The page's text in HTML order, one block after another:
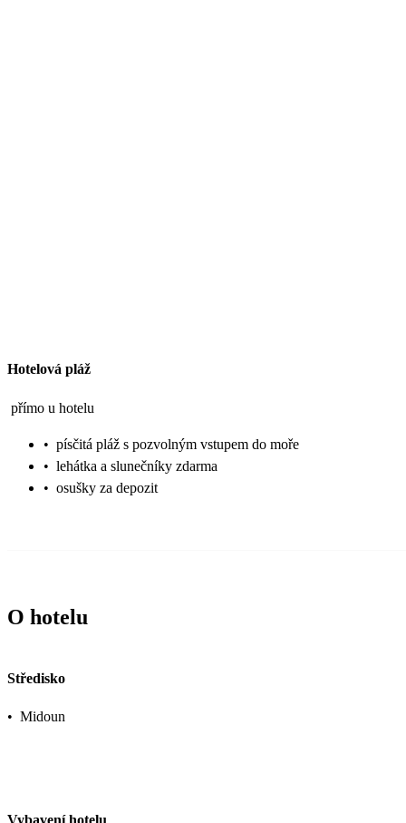
Hotelová pláž
přímo u hotelu
• písčitá pláž s pozvolným vstupem do moře
• lehátka a slunečníky zdarma
• osušky za depozit
O hotelu
Středisko
• Midoun